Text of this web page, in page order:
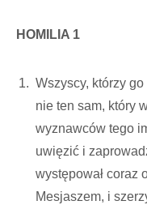
HOMILIA 1
Wszyscy, którzy
nie ten sam, który
wyznawców tego
uwięzić i
występował coraz
Mesjaszem, i